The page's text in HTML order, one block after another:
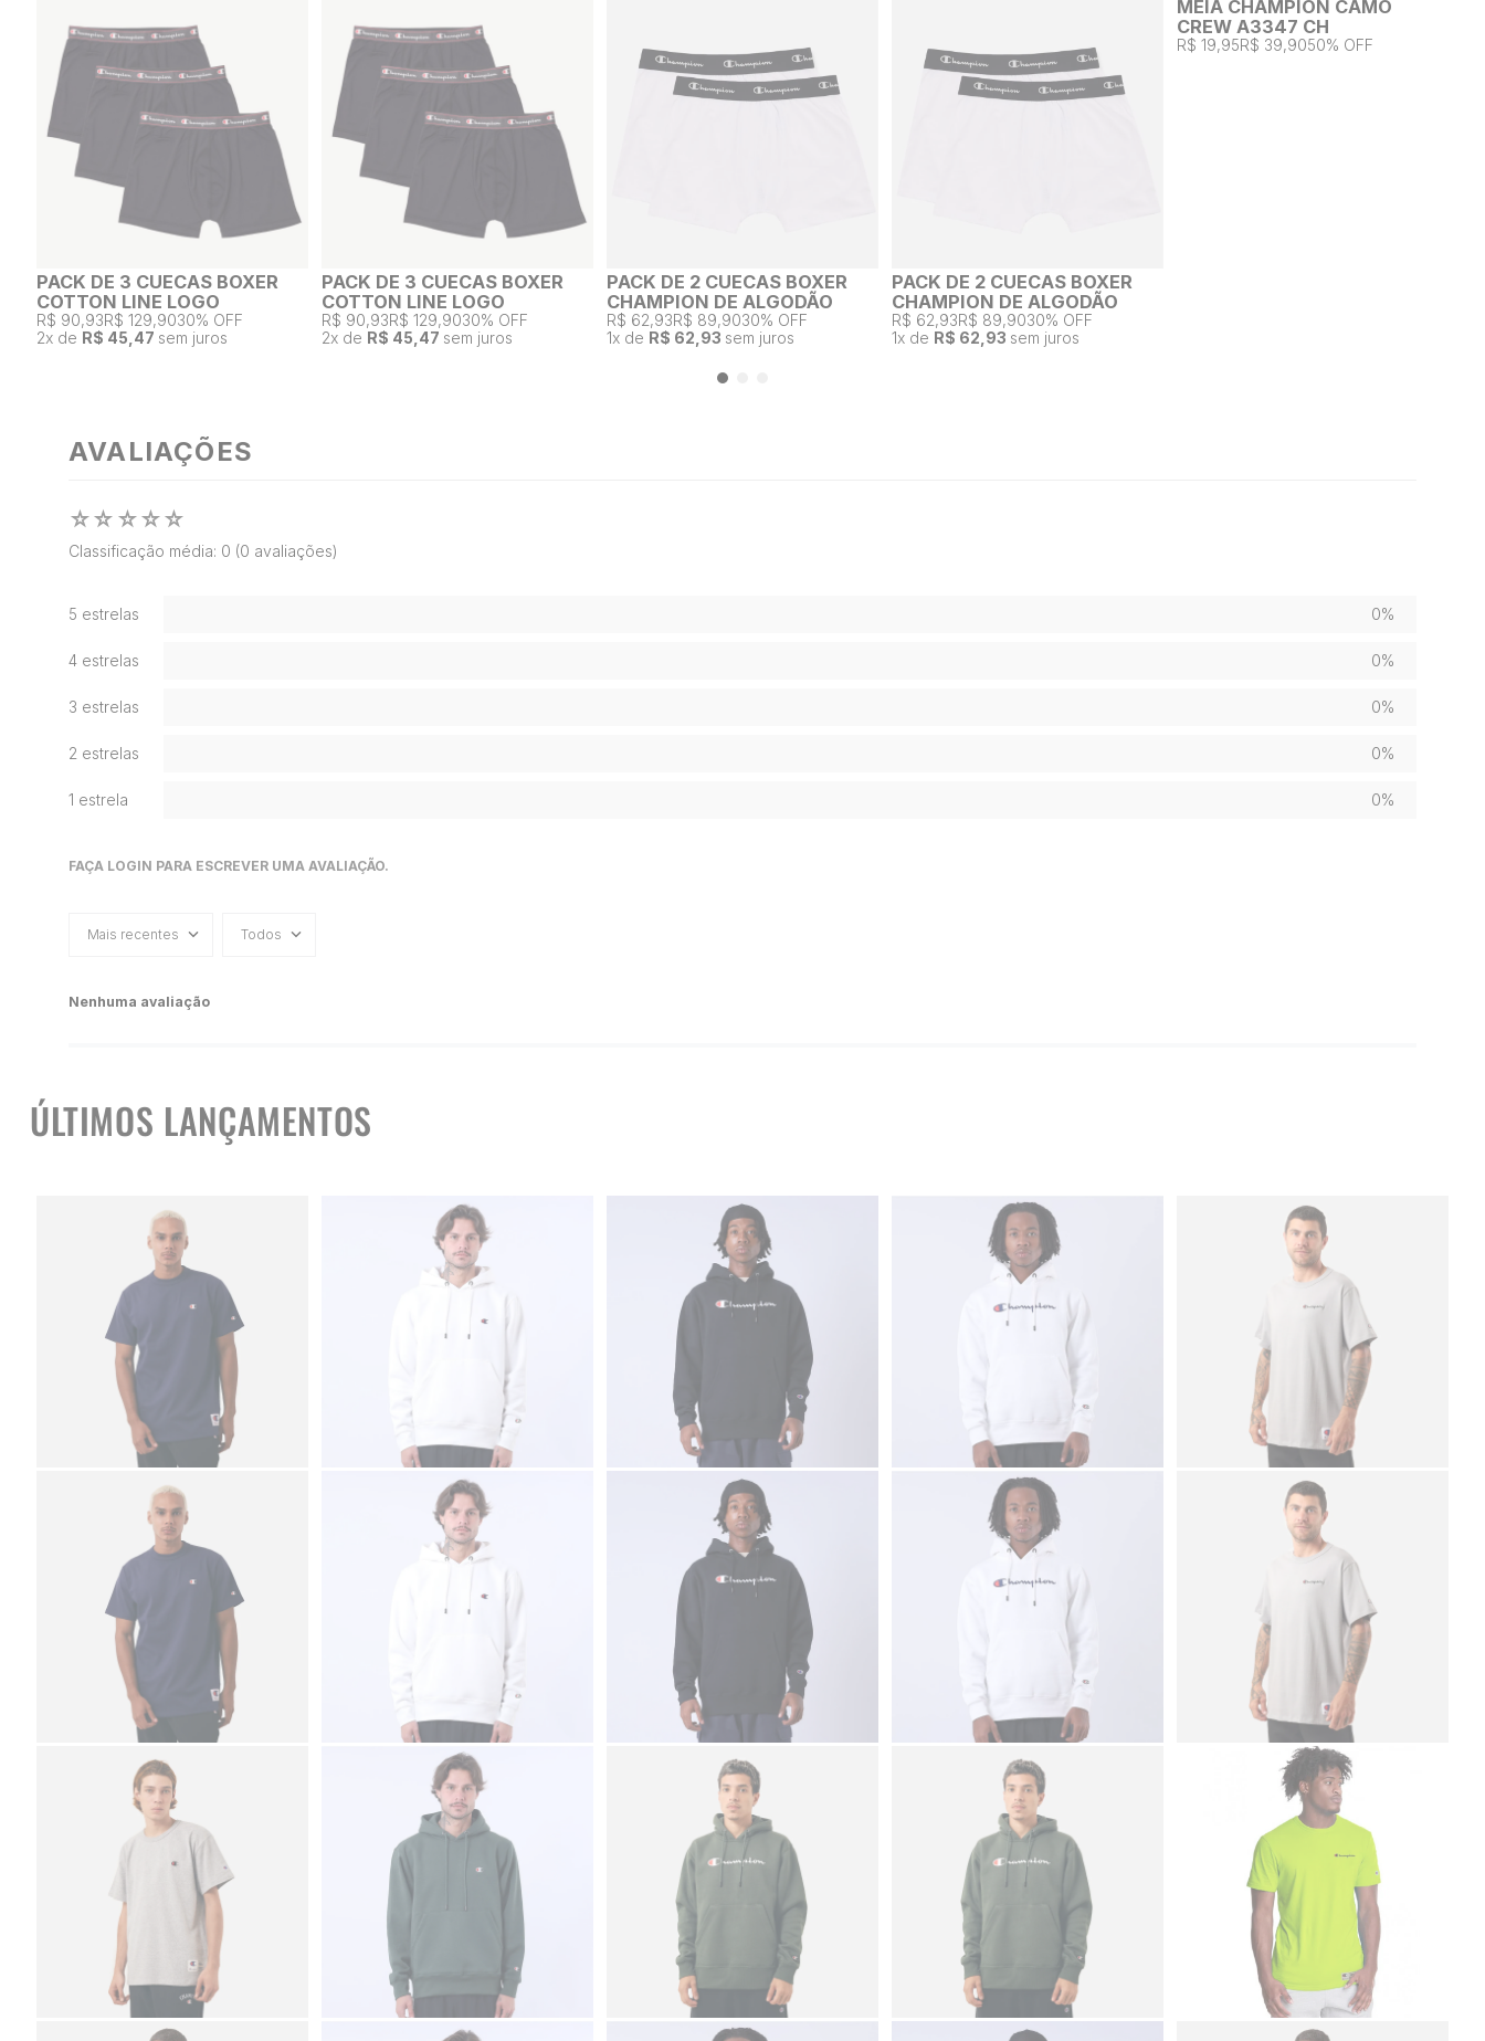
PACK DE 3 CUECAS BOXER
COTTON LINE LOGO
R$ 90,93R$ 129,9030% OFF
2x de R$ 45,47 sem juros
PACK DE 3 CUECAS BOXER
COTTON LINE LOGO
R$ 90,93R$ 129,9030% OFF
2x de R$ 45,47 sem juros
PACK DE 2 CUECAS BOXER
CHAMPION DE ALGODÃO
R$ 62,93R$ 89,9030% OFF
1x de R$ 62,93 sem juros
PACK DE 2 CUECAS BOXER
CHAMPION DE ALGODÃO
R$ 62,93R$ 89,9030% OFF
1x de R$ 62,93 sem juros
MEIA CHAMPION CAMO
CREW A3347 CH
R$ 19,95R$ 39,9050% OFF
AVALIAÇÕES
☆☆ ☆☆☆
Classificação média: 0 (0 avaliações)
5 estrelas 0%
4 estrelas 0%
3 estrelas 0%
2 estrelas 0%
1 estrela 0%
FAÇA LOGIN PARA ESCREVER UMA AVALIAÇÃO.
Mais recentes Todos
Nenhuma avaliação
ÚLTIMOS LANÇAMENTOS